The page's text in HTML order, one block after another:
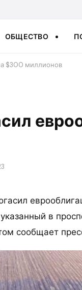
ОБЩЕСТВО
$300 миллионов
в
сообщает